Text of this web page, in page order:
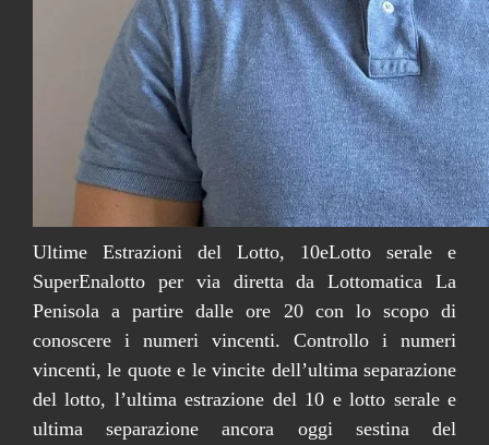
Ultime Estrazioni del Lotto, 10eLotto serale e
SuperEnalotto per via diretta da Lottomatica La
Penisola a partire dalle ore 20 con lo scopo di
conoscere i numeri vincenti. Controllo i numeri
vincenti, le quote e le vincite dell’ultima separazione
del lotto, l’ultima estrazione del 10 e lotto serale e
ultima separazione ancora oggi sestina del